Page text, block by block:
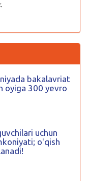
bakalavriat
oyiga 300 yevro
uchun
oʻqish